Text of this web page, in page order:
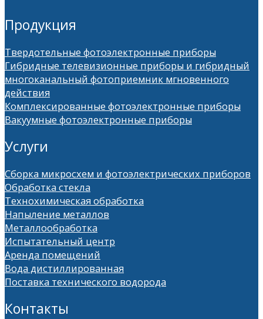
Продукция
Твердотельные фотоэлектронные приборы
Гибридные телевизионные приборы и гибридный
многоканальный фотоприемник мгновенного
действия
Комплексированные фотоэлектронные приборы
Вакуумные фотоэлектронные приборы
Услуги
Сборка микросхем и фотоэлектрических приборов
Обработка стекла
Технохимическая обработка
Напыление металлов
Металлообработка
Испытательный центр
Аренда помещений
Вода дистиллированная
Поставка технического водорода
Контакты